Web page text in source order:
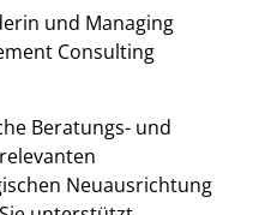
und Managing
Consulting
Beratungs- und
Neuausrichtung